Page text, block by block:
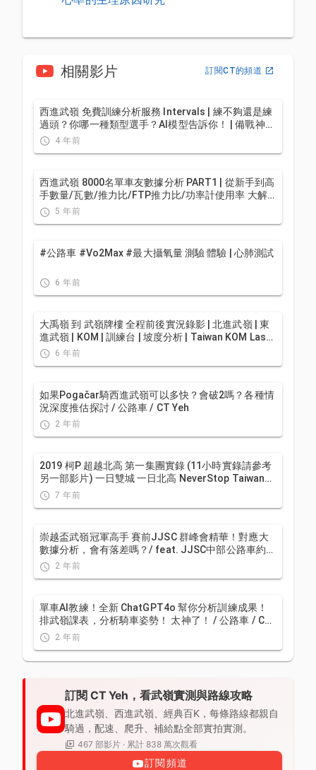
相關影片 訂閱CT的頻道
西進武嶺 免費訓練分析服務 Intervals | 練不夠還是練
過頭？你哪一種類型選手？AI模型告訴你！ | 備戰神器
4 年前
西進武嶺 8000名單車友數據分析 PART1 | 從新手到高
手數量/瓦數/推力比/FTP推力比/功率計使用率 大解
析 | 公路車 | CTYeh
5 年前
#公路車 #Vo2Max #最大攝氧量 測驗 體驗 | 心肺測試
6 年前
大禹嶺 到 武嶺牌樓 全程前後實況錄影 | 北進武嶺 | 東
進武嶺 | KOM | 訓練台 | 坡度分析 | Taiwan KOM Last
10 km HARD | 公路車
6 年前
如果Pogačar騎西進武嶺可以多快？會破2嗎？各種情
況深度推估探討 / 公路車 / CT Yeh
2 年前
2019 柯P 超越北高 第一集團實錄 (11小時實錄請參考
另一部影片) 一日雙城 一日北高 NeverStop Taiwan
Long Distance Cycling Challenge
7 年前
崇越盃武嶺冠軍高手 賽前JJSC 群峰會精華！對應大
數據分析，會有落差嗎？/ feat. JJSC中部公路車約騎
/公路車 / CT Yeh
2 年前
單車AI教練！全新 ChatGPT4o 幫你分析訓練成果！
排武嶺課表，分析騎車姿勢！ 太神了！ / 公路車 / CT
Yeh / feat. 緯緯
2 年前
訂閱 CT Yeh，看武嶺實測與路線攻略
北進武嶺、西進武嶺、經典百K，每條路線都親自
騎過，配速、爬升、補給點全部實拍實測。
467 部影片 · 累計 838 萬次觀看
訂閱頻道